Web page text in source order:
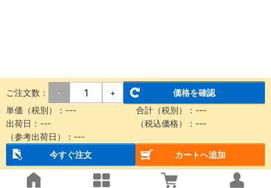
ご注文数： - +
価格を確認
単価（税別）： --- 合計（税別）： ---
出荷日： --- （税込価格）： ---
（参考出荷日）： ---
今すぐ注文
カートへ追加